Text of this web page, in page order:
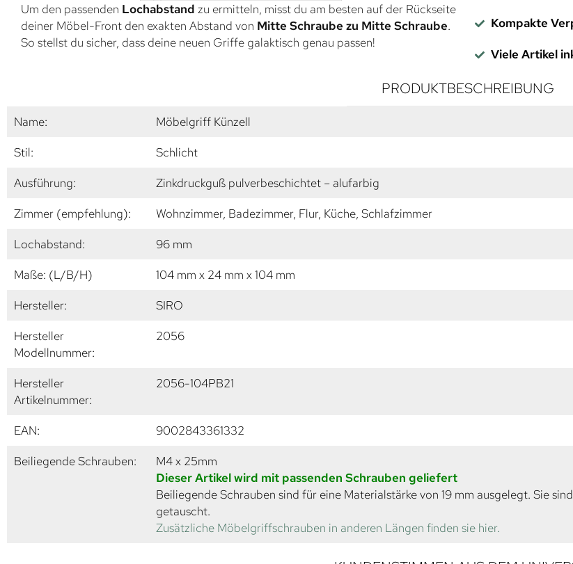
Um den passenden Lochabstand zu ermitteln, misst du am besten auf der Rückseite
deiner Möbel-Front den exakten Abstand von Mitte Schraube zu Mitte Schraube.
So stellst du sicher, dass deine neuen Griffe galaktisch genau passen!
Kompakte
Viele Artikel
PRODUKTBESCHREIBUNG
Name:
Möbelgriff Künzell
Stil:
Schlicht
Ausführung:
Zinkdruckguß pulverbeschichtet – alufarbig
Zimmer (empfehlung):
Wohnzimmer, Badezimmer, Flur, Küche, Schlafzimmer
Lochabstand:
96 mm
Maße: (L/B/H)
104 mm x 24 mm x 104 mm
Hersteller:
SIRO
Hersteller
Modellnummer:
2056
Hersteller
Artikelnummer:
2056-104PB21
EAN:
9002843361332
Beiliegende Schrauben:
M4 x 25mm
Dieser Artikel wird mit passenden Schrauben geliefert
Beiliegende Schrauben sind für eine Materialstärke von 19 mm ausgelegt. Sie
getauscht.
Zusätzliche Möbelgriffschrauben in anderen Längen finden sie hier.